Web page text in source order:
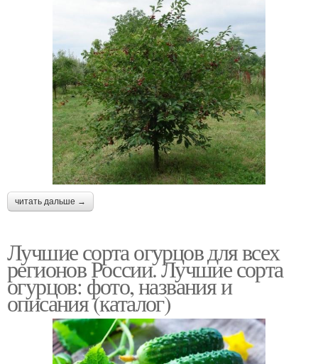
читать дальше →
Лучшие сорта огурцов для всех
регионов России. Лучшие сорта
огурцов: фото, названия и
описания (каталог)